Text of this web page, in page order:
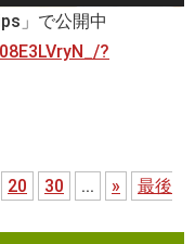
」で公開中
?
20 30 ... »
最後